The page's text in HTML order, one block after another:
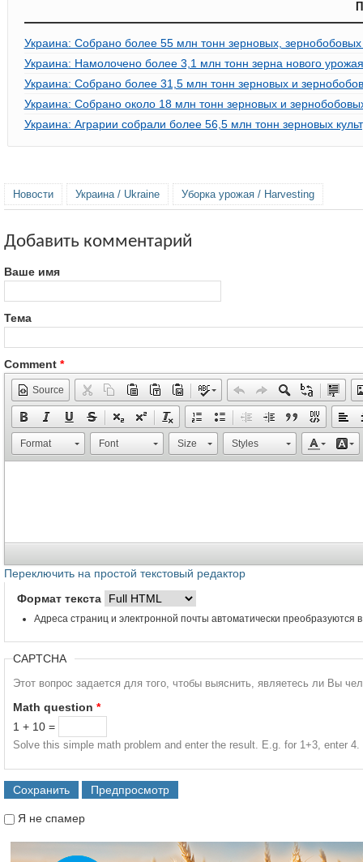
Украина: Собрано более 55 млн тонн зерновых, зернобобовых
Украина: Намолочено более 3,1 млн тонн зерна нового урожая
Украина: Собрано более 31,5 млн тонн зерновых и
Украина: Собрано около 18 млн тонн зерновых и
Украина: Аграрии собрали более 56,5 млн тонн зерновых
Новости Украина / Ukraine Уборка урожая / Harvesting
Добавить комментарий
Ваше имя
Тема
Comment *
Source
Format Font Size Styles
Переключить на простой текстовый редактор
Формат текста
Адреса страниц и электронной почты автоматически преобразуются
CAPTCHA
Этот вопрос задается для того, чтобы выяснить, являетесь ли Вы
Math question *
1 + 10 =
Solve this simple math problem and enter the result. E.g. for 1+3, enter 4.
Я не спамер